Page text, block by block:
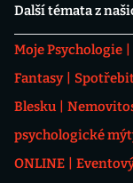
Další témata z
Moje Psychologie
Fantasy
Blesku
psychologické
ONLINE